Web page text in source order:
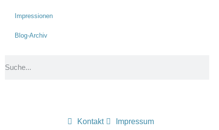
Impressionen
Blog-Archiv
Kontakt Impressum